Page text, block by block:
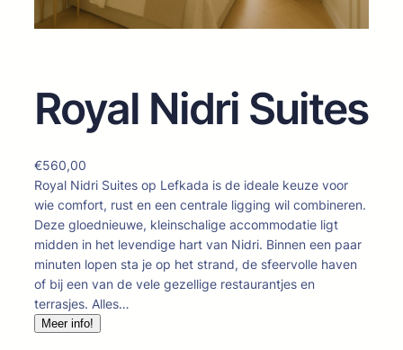
Royal Nidri Suites
€560,00
Royal Nidri Suites op Lefkada is de ideale keuze voor
wie comfort, rust en een centrale ligging wil combineren.
Deze gloednieuwe, kleinschalige accommodatie ligt
midden in het levendige hart van Nidri. Binnen een paar
minuten lopen sta je op het strand, de sfeervolle haven
of bij een van de vele gezellige restaurantjes en
terrasjes. Alles…
Meer info!